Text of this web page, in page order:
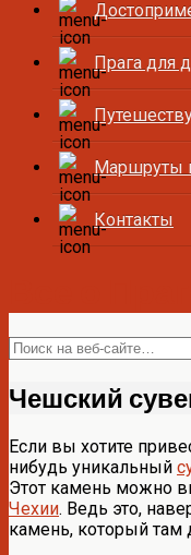
Прага для
Маршруты
Контакты
Чешский
Если вы хотите
нибудь уникальный
Этот камень можно
Чехии. Ведь это,
камень, который там